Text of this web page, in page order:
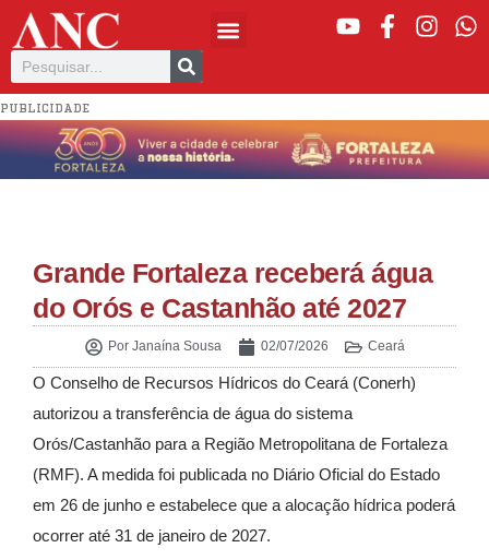
PUBLICIDADE
Grande Fortaleza receberá água
do Orós e Castanhão até 2027
PorJanaína Sousa 02/07/2026 Ceará
O Conselho de Recursos Hídricos do Ceará (Conerh)
autorizou a transferência de água do sistema
Orós/Castanhão para a Região Metropolitana de Fortaleza
(RMF). A medida foi publicada no Diário Oficial do Estado
em 26 de junho e estabelece que a alocação hídrica poderá
ocorrer até 31 de janeiro de 2027.